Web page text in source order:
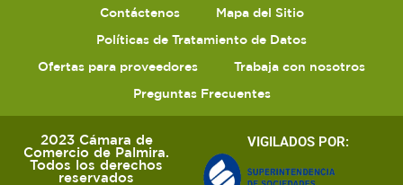
Contáctenos
Mapa del Sitio
Políticas de Tratamiento de Datos
Ofertas para proveedores
Trabaja con nosotros
Preguntas Frecuentes
2023 Cámara de
Comercio de Palmira.
Todos los derechos
reservados
VIGILADOS POR: